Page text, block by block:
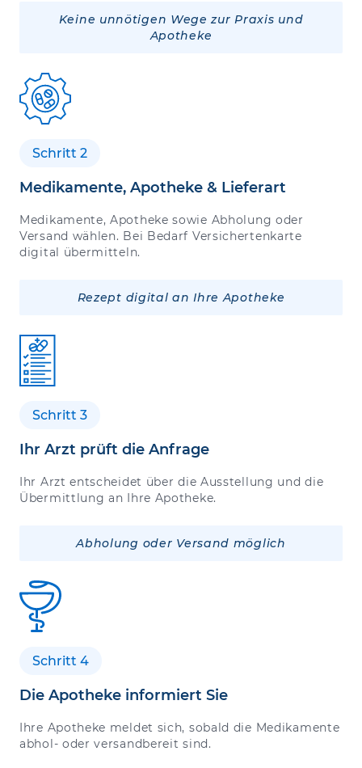
Keine unnötigen Wege zur Praxis und
Apotheke
Schritt 2
Medikamente, Apotheke & Lieferart
Medikamente, Apotheke sowie Abholung oder
Versand wählen. Bei Bedarf Versichertenkarte
digital übermitteln.
Rezept digital an Ihre Apotheke
Schritt 3
Ihr Arzt prüft die Anfrage
Ihr Arzt entscheidet über die Ausstellung und die
Übermittlung an Ihre Apotheke.
Abholung oder Versand möglich
Schritt 4
Die Apotheke informiert Sie
Ihre Apotheke meldet sich, sobald die Medikamente
abhol- oder versandbereit sind.